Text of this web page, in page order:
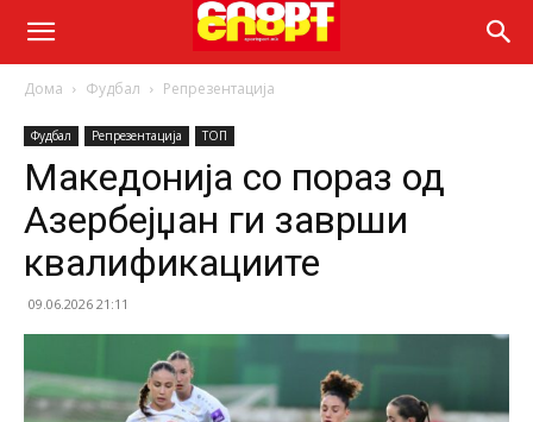
Дома Фудбал Репрезентација
Фудбал Репрезентација ТОП
Македонија со пораз од
Азербејџан ги заврши
квалификациите
09.06.2026 21:11